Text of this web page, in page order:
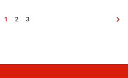
1 2 3